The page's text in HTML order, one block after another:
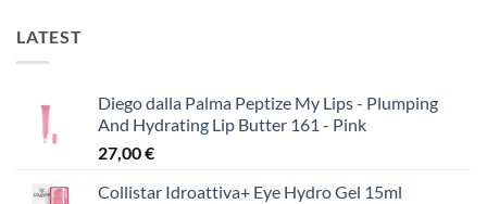
LATEST
Diego dalla Palma Peptize My Lips - Plumping
And Hydrating Lip Butter 161 - Pink
27,00€
Collistar Idroattiva+ Eye Hydro Gel 15ml